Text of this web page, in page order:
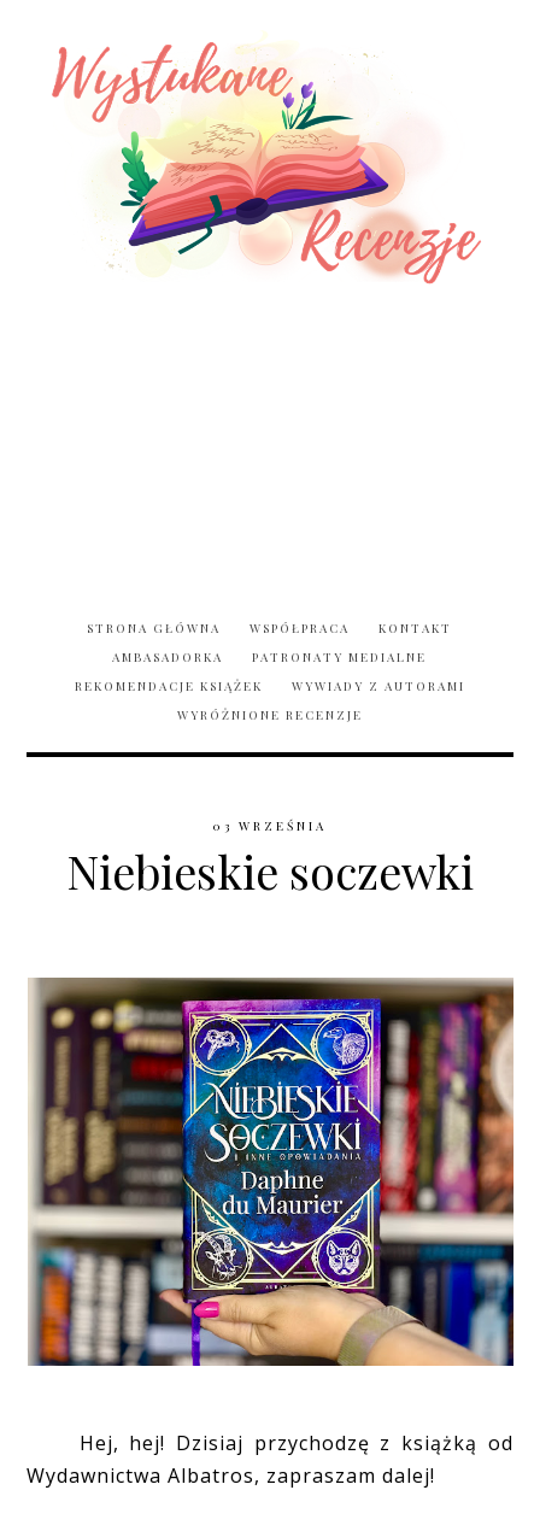
STRONA GŁÓWNA WSPÓŁPRACA
KONTAKT
AMBASADORKA
PATRONATY MEDIALNE
REKOMENDACJE KSIĄŻEK
WYWIADY Z AUTORAMI
WYRÓŻNIONE RECENZJE
03 WRZEŚNIA
Niebieskie soczewki
Hej, hej! Dzisiaj przychodzę z książką od
Wydawnictwa Albatros, zapraszam dalej!